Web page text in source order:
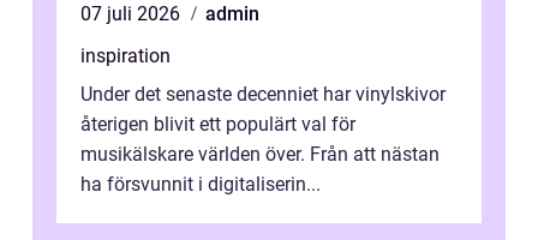
07 juli 2026
admin
inspiration
Under det senaste decenniet har vinylskivor
återigen blivit ett populärt val för
musikälskare världen över. Från att nästan
ha försvunnit i digitaliserin...